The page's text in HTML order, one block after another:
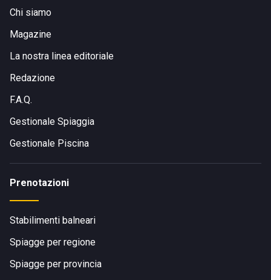
Chi siamo
Magazine
La nostra linea editoriale
Redazione
F.A.Q.
Gestionale Spiaggia
Gestionale Piscina
Prenotazioni
Stabilimenti balneari
Spiagge per regione
Spiagge per provincia